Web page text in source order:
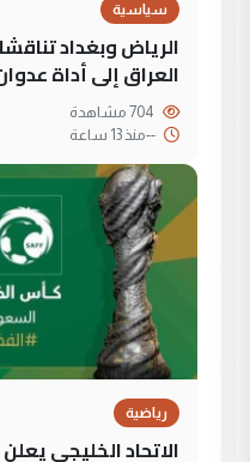
سياسية
الرياض وبغداد
العراق إلى أداة
--منذ 13 ساعة
رياضية
الاتحاد الخليجي